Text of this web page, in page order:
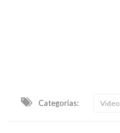
Categorias: Video